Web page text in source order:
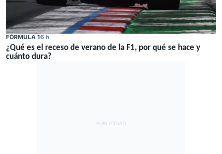
FÓRMULA 16 h
¿Qué es el receso de verano de la F1, por qué se hace y
cuánto dura?